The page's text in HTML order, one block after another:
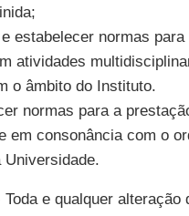
estabelecer normas
atividades
o âmbito do Instituto.
normas para a
em consonância com o
Universidade.
e qualquer alteração